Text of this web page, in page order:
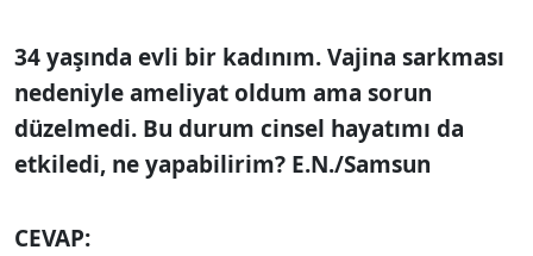
34 yaşında evli bir kadınım. Vajina sarkması
nedeniyle ameliyat oldum ama sorun
düzelmedi. Bu durum cinsel hayatımı da
etkiledi, ne yapabilirim? E.N./Samsun
CEVAP: